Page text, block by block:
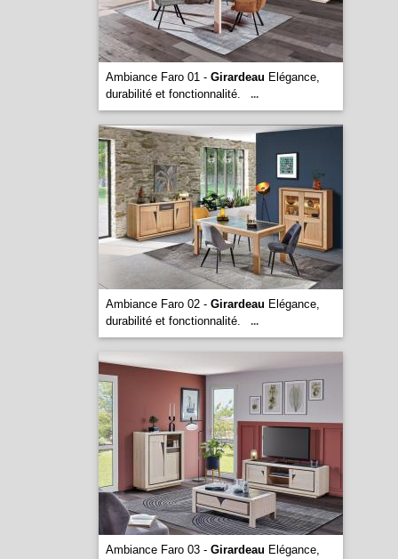
Ambiance Faro 01 - Girardeau Elégance,
durabilité et fonctionnalité.
...
Ambiance Faro 02 - Girardeau Elégance,
durabilité et fonctionnalité.
...
Ambiance Faro 03 - Girardeau Elégance,